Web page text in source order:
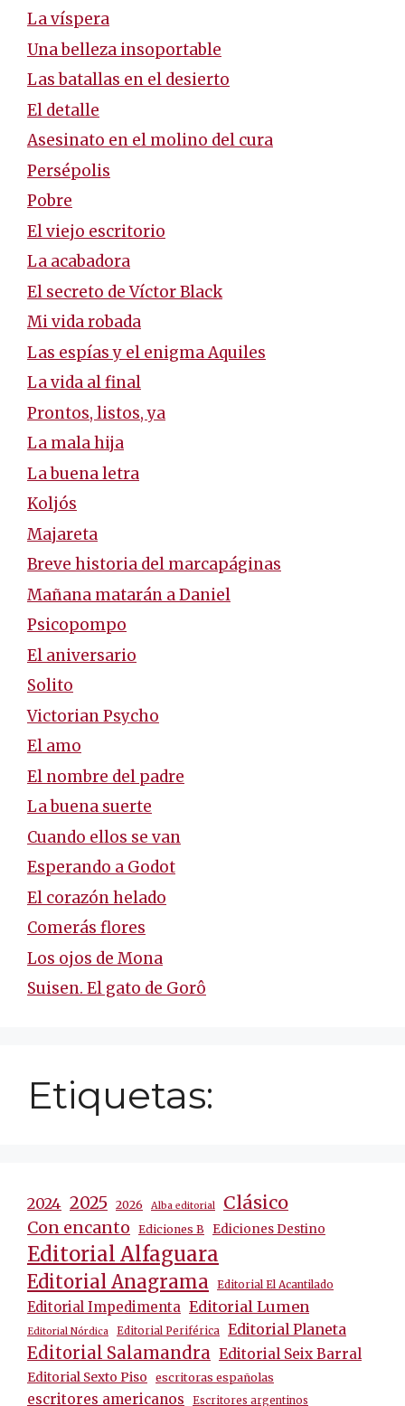
La víspera
Una belleza insoportable
Las batallas en el desierto
El detalle
Asesinato en el molino del cura
Persépolis
Pobre
El viejo escritorio
La acabadora
El secreto de Víctor Black
Mi vida robada
Las espías y el enigma Aquiles
La vida al final
Prontos, listos, ya
La mala hija
La buena letra
Koljós
Majareta
Breve historia del marcapáginas
Mañana matarán a Daniel
Psicopompo
El aniversario
Solito
Victorian Psycho
El amo
El nombre del padre
La buena suerte
Cuando ellos se van
Esperando a Godot
El corazón helado
Comerás flores
Los ojos de Mona
Suisen. El gato de Gorô
Etiquetas:
2024 2025 2026 Alba editorial Clásico
Con encanto Ediciones B Ediciones Destino
Editorial Alfaguara
Editorial Anagrama Editorial El Acantilado
Editorial Impedimenta Editorial Lumen
Editorial Nórdica Editorial Periférica Editorial Planeta
Editorial Salamandra Editorial Seix Barral
Editorial Sexto Piso escritoras españolas
escritores americanos Escritores argentinos